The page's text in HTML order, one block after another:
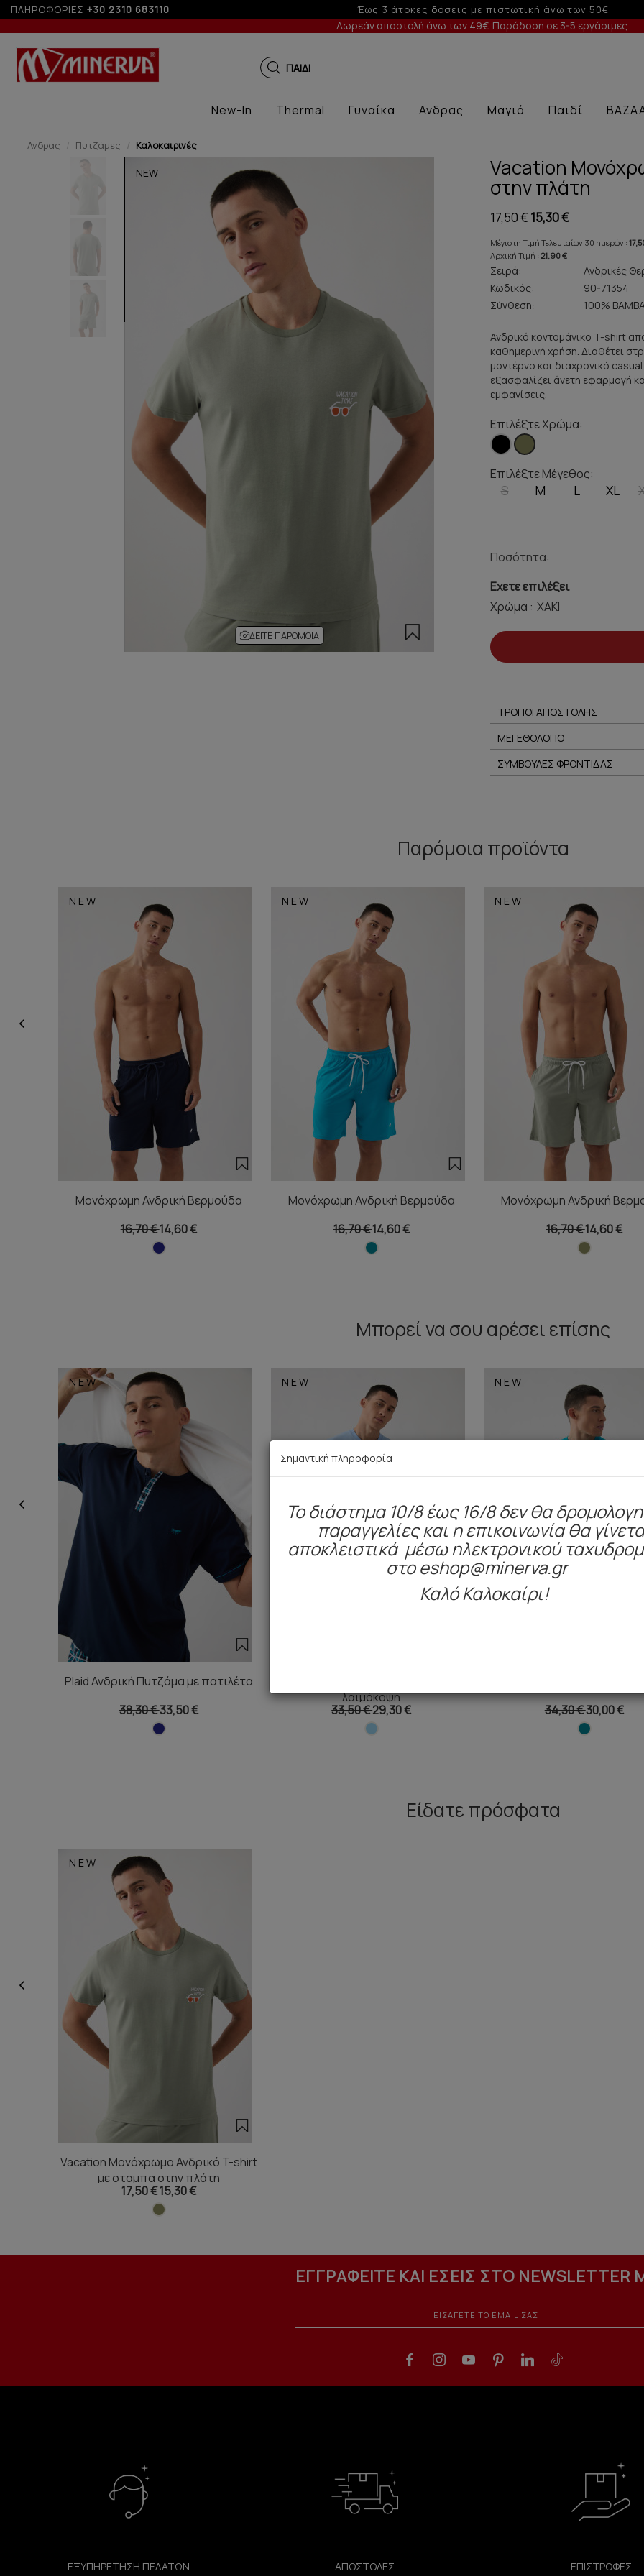
ΠΛΗΡΟΦΟΡΙΕΣ +30 2310 683110 -10% σε παραγγελίες άνω των 200€
Δωρεάν αποστολή άνω των 49€. Παράδοση σε 3-5 εργάσιμες.
ΠΑΙΔΙΚΑ ΕΣΩΡΟΥΧΑ
New-In Thermal Γυναίκα Ανδρας Μαγιό Παιδί
Ανδρας Πυτζάμες Καλοκαιρινές
NEW
ΔΕΊΤΕ ΠΑΡΌΜΟΙΑ
Vacation
στην πλάτη
17,50 €15,30 €
Μέγιστη Τιμή Τελευταίων 30 ημερών :
Αρχική Τιμή : 21,90 €
Σειρά:
Ανδρικές
Κωδικός:
90-71354
Σύνθεση:
100%
Ανδρικό κοντομάνικο T-shirt
καθημερινή χρήση. Διαθέτει
μοντέρνο και διαχρονικό
εξασφαλίζει άνετη εφαρμογή
εμφανίσεις.
Επιλέξτε Χρώμα:
Επιλέξτε Μέγεθος:
S M L XL
Ποσότητα:
Εχετε επιλέξει
Χρώμα :
ΤΡΟΠΟΙ ΑΠΟΣΤΟΛΗΣ
ΜΕΓΕΘΟΛΟΓΙΟ
ΣΥΜΒΟΥΛΕΣ ΦΡΟΝΤΙΔΑΣ
Παρόμοια προϊόντα
NEW
Μονόχρωμη Ανδρική Βερμούδα
16,70 €14,60 €
NEW
Μονόχρωμη Ανδρική Βερμούδα
16,70 €14,60 €
NEW
Μονόχρωμη Ανδρική
16,70 €14,60 €
Μπορεί να σου αρέσει επίσης
NEW
Plaid Ανδρική Πυτζάμα με πατιλέτα
38,30 €33,50 €
NEW
λαιμόκοψη
33,50 €29,30 €
NEW
34,30 €30,00 €
Είδατε πρόσφατα
NEW
Vacation Μονόχρωμο Ανδρικό T-shirt
με σταμπα στην πλάτη
17,50 €15,30 €
ΕΓΓΡΑΦΕΙΤΕ ΚΑΙ ΕΣΕΙΣ ΣΤΟ NEWSLETTER
ΕΞΥΠΗΡΕΤΗΣΗ ΠΕΛΑΤΩΝ
ΑΠΟΣΤΟΛΕΣ
ΕΠΙΣΤΡΟΦΕΣ
Σημαντική πληροφορία
To διάστημα 10/8 έως 16/8 δεν θα
παραγγελίες και η επικοινωνία θα
αποκλειστικά μέσω ηλεκτρονικού
στο eshop@minerva.gr
Καλό Καλοκαίρι!